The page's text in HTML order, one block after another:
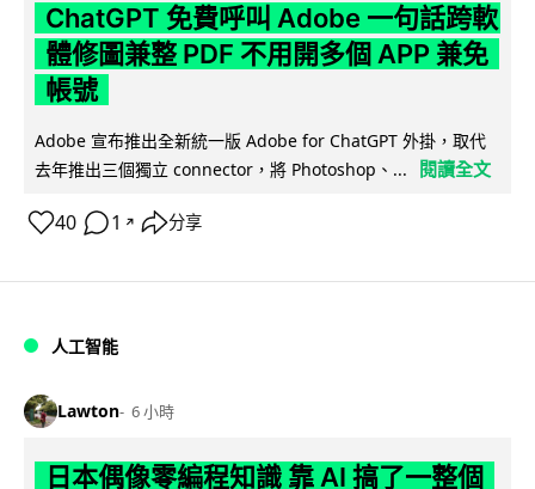
ChatGPT 免費呼叫 Adobe 一句話跨軟
體修圖兼整 PDF 不用開多個 APP 兼免
帳號
Adobe 宣布推出全新統一版 Adobe for ChatGPT 外掛，取代
去年推出三個獨立 connector，將 Photoshop、...
閱讀全文
40 1 ↗ 分享
人工智能
Lawton 6 小時
日本偶像零編程知識 靠 AI 搞了一整個